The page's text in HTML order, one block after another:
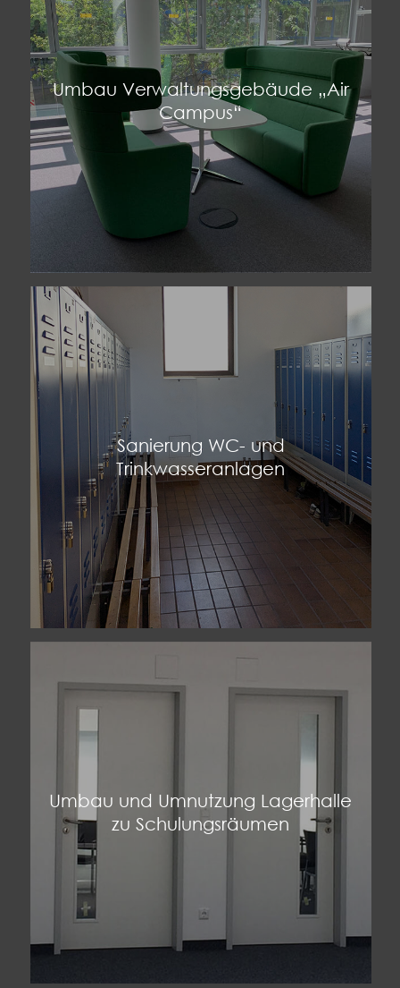
Umbau Verwaltungsgebäude „Air
Campus“
Sanierung WC- und
Trinkwasseranlagen
Umbau und Umnutzung Lagerhalle
zu Schulungsräumen